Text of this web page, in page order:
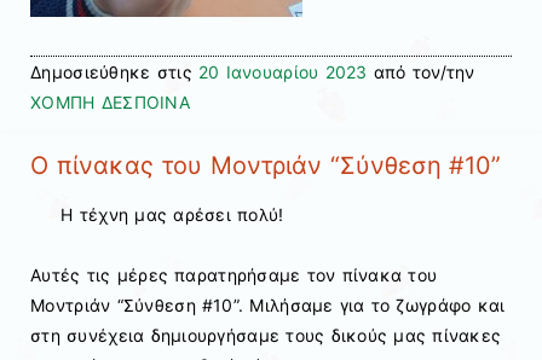
Δημοσιεύθηκε στις 20 Ιανουαρίου 2023 από τον/την
ΧΟΜΠΗ ΔΕΣΠΟΙΝΑ
Ο πίνακας του Μοντριάν “Σύνθεση #10”
Η τέχνη μας αρέσει πολύ!
Αυτές τις μέρες παρατηρήσαμε τον πίνακα του
Μοντριάν “Σύνθεση #10”. Μιλήσαμε για το ζωγράφο και
στη συνέχεια δημιουργήσαμε τους δικούς μας πίνακες